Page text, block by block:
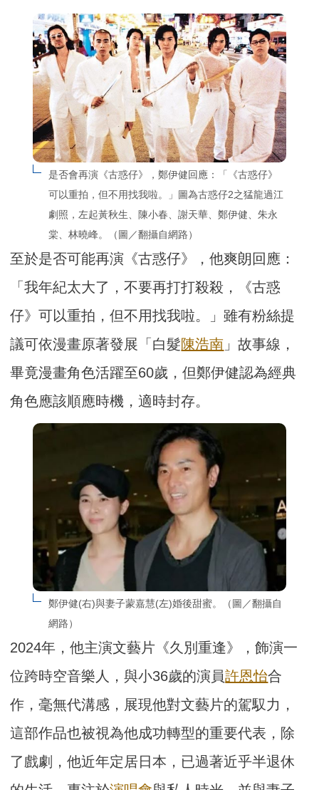
是否會再演《古惑仔》，鄭伊健回應：「《古惑仔》
可以重拍，但不用找我啦。」圖為古惑仔2之猛龍過江
劇照，左起黃秋生、陳小春、謝天華、鄭伊健、朱永
棠、林曉峰。（圖／翻攝自網路）
至於是否可能再演《古惑仔》，他爽朗回應：
「我年紀太大了，不要再打打殺殺，《古惑
仔》可以重拍，但不用找我啦。」雖有粉絲提
議可依漫畫原著發展「白髮陳浩南 」故事線，
畢竟漫畫角色活躍至60歲，但鄭伊健認為經典
角色應該順應時機，適時封存。
鄭伊健(右)與妻子蒙嘉慧(左)婚後甜蜜。（圖／翻攝自
網路）
2024年，他主演文藝片《久別重逢》，飾演一
位跨時空音樂人，與小36歲的演員許恩怡合
作，毫無代溝感，展現他對文藝片的駕馭力，
這部作品也被視為他成功轉型的重要代表，除
了戲劇，他近年定居日本，已過著近乎半退休